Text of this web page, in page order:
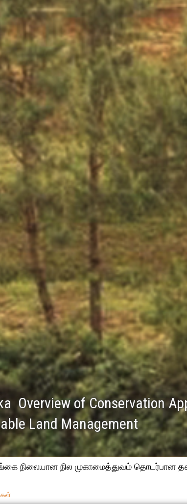
Overview of Conservation
Land Management
நிலையான நில முகாமைத்துவம் தொடர்பான